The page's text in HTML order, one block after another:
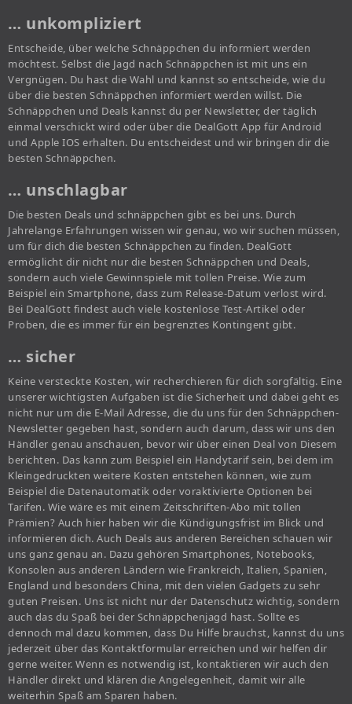
… unkompliziert
Entscheide, über welche Schnäppchen du informiert werden
möchtest. Selbst die Jagd nach Schnäppchen ist mit uns ein
Vergnügen. Du hast die Wahl und kannst so entscheide, wie du
über die besten Schnäppchen informiert werden willst. Die
Schnäppchen und Deals kannst du per Newsletter, der täglich
einmal verschickt wird oder über die DealGott App für Android
und Apple IOS erhalten. Du entscheidest und wir bringen dir die
besten Schnäppchen.
… unschlagbar
Die besten Deals und schnäppchen gibt es bei uns. Durch
Jahrelange Erfahrungen wissen wir genau, wo wir suchen müssen,
um für dich die besten Schnäppchen zu finden. DealGott
ermöglicht dir nicht nur die besten Schnäppchen und Deals,
sondern auch viele Gewinnspiele mit tollen Preise. Wie zum
Beispiel ein Smartphone, dass zum Release-Datum verlost wird.
Bei DealGott findest auch viele kostenlose Test-Artikel oder
Proben, die es immer für ein begrenztes Kontingent gibt.
… sicher
Keine versteckte Kosten, wir recherchieren für dich sorgfältig. Eine
unserer wichtigsten Aufgaben ist die Sicherheit und dabei geht es
nicht nur um die E-Mail Adresse, die du uns für den Schnäppchen-
Newsletter gegeben hast, sondern auch darum, dass wir uns den
Händler genau anschauen, bevor wir über einen Deal von Diesem
berichten. Das kann zum Beispiel ein Handytarif sein, bei dem im
Kleingedruckten weitere Kosten entstehen können, wie zum
Beispiel die Datenautomatik oder voraktivierte Optionen bei
Tarifen. Wie wäre es mit einem Zeitschriften-Abo mit tollen
Prämien? Auch hier haben wir die Kündigungsfrist im Blick und
informieren dich. Auch Deals aus anderen Bereichen schauen wir
uns ganz genau an. Dazu gehören Smartphones, Notebooks,
Konsolen aus anderen Ländern wie Frankreich, Italien, Spanien,
England und besonders China, mit den vielen Gadgets zu sehr
guten Preisen. Uns ist nicht nur der Datenschutz wichtig, sondern
auch das du Spaß bei der Schnäppchenjagd hast. Sollte es
dennoch mal dazu kommen, dass Du Hilfe brauchst, kannst du uns
jederzeit über das Kontaktformular erreichen und wir helfen dir
gerne weiter. Wenn es notwendig ist, kontaktieren wir auch den
Händler direkt und klären die Angelegenheit, damit wir alle
weiterhin Spaß am Sparen haben.